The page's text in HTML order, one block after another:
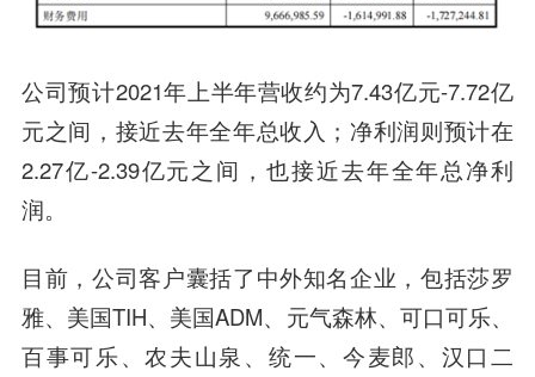
公司预计2021年上半年营收约为7.43亿元-7.72亿
元之间，接近去年全年总收入；净利润则预计在
2.27亿-2.39亿元之间，也接近去年全年总净利
润。
目前，公司客户囊括了中外知名企业，包括莎罗
雅、美国TIH、美国ADM、元气森林、可口可乐、
百事可乐、农夫山泉、统一、今麦郎、汉口二